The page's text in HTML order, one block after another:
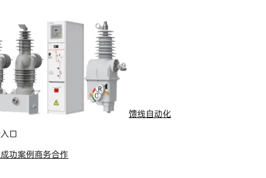
馈线自动化
口
成功案例商务合作
Reserved浙ICP备09002778号-1